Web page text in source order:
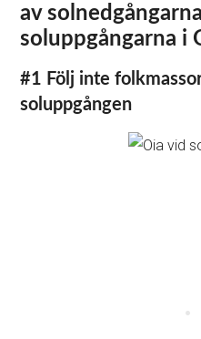
av
soluppgångarna i
#1 Följ inte
soluppgången